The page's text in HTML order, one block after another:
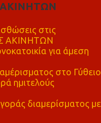
ΑΚΙΝΗΤΩΝ
στις
ΑΚΙΝΗΤΩΝ
για άμεση
στο Γύθειο
ημιτελούς
διαμερίσματος με